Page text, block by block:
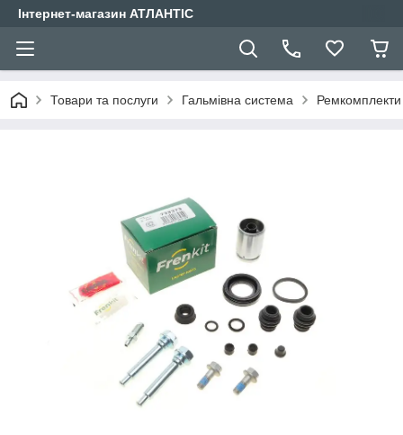
Інтернет-магазин АТЛАНТІС
Товари та послуги Гальмівна система Ремкомплекти